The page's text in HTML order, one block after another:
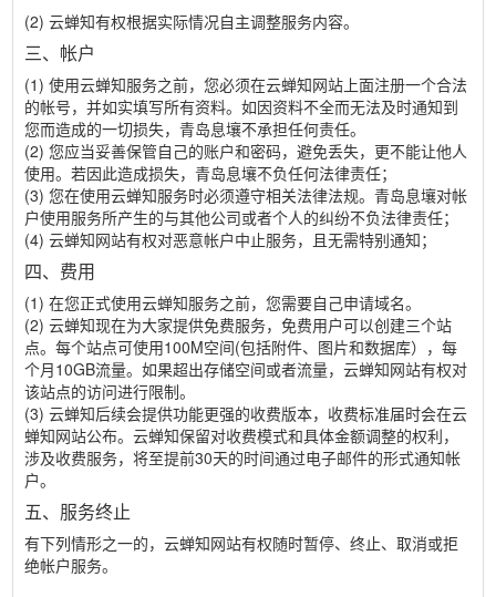
(2) 云蝉知有权根据实际情况自主调整服务内容。
三、帐户
(1) 使用云蝉知服务之前，您必须在云蝉知网站上面注册一个合法
的帐号，并如实填写所有资料。如因资料不全而无法及时通知到
您而造成的一切损失，青岛息壤不承担任何责任。
(2) 您应当妥善保管自己的账户和密码，避免丢失，更不能让他人
使用。若因此造成损失，青岛息壤不负任何法律责任；
(3) 您在使用云蝉知服务时必须遵守相关法律法规。青岛息壤对帐
户使用服务所产生的与其他公司或者个人的纠纷不负法律责任；
(4) 云蝉知网站有权对恶意帐户中止服务，且无需特别通知；
四、费用
(1) 在您正式使用云蝉知服务之前，您需要自己申请域名。
(2) 云蝉知现在为大家提供免费服务，免费用户可以创建三个站
点。每个站点可使用100M空间(包括附件、图片和数据库），每
个月10GB流量。如果超出存储空间或者流量，云蝉知网站有权对
该站点的访问进行限制。
(3) 云蝉知后续会提供功能更强的收费版本，收费标准届时会在云
蝉知网站公布。云蝉知保留对收费模式和具体金额调整的权利，
涉及收费服务，将至提前30天的时间通过电子邮件的形式通知帐
户。
五、服务终止
有下列情形之一的，云蝉知网站有权随时暂停、终止、取消或拒
绝帐户服务。